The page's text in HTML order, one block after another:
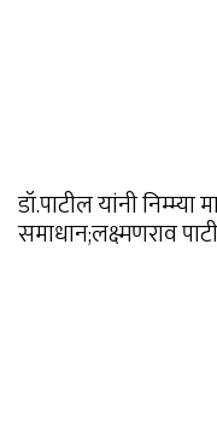
डॉ.पाटील यांनी
समाधान;लक्ष्मणराव